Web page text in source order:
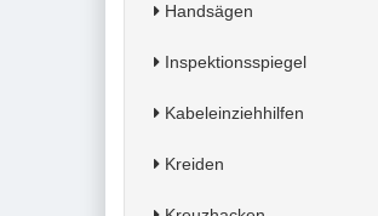
Handsägen
Inspektionsspiegel
Kabeleinziehhilfen
Kreiden